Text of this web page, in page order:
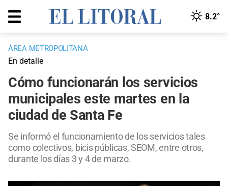
8.2°
ÁREA METROPOLITANA
En detalle
Cómo funcionarán los servicios
municipales este martes en la
ciudad de Santa Fe
Se informó el funcionamiento de los servicios tales
como colectivos, bicis públicas, SEOM, entre otros,
durante los días 3 y 4 de marzo.